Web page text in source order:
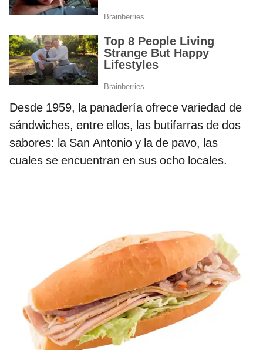
Desde 1959, la panadería ofrece variedad de
sándwiches, entre ellos, las butifarras de dos
sabores: la San Antonio y la de pavo, las
cuales se encuentran en sus ocho locales.